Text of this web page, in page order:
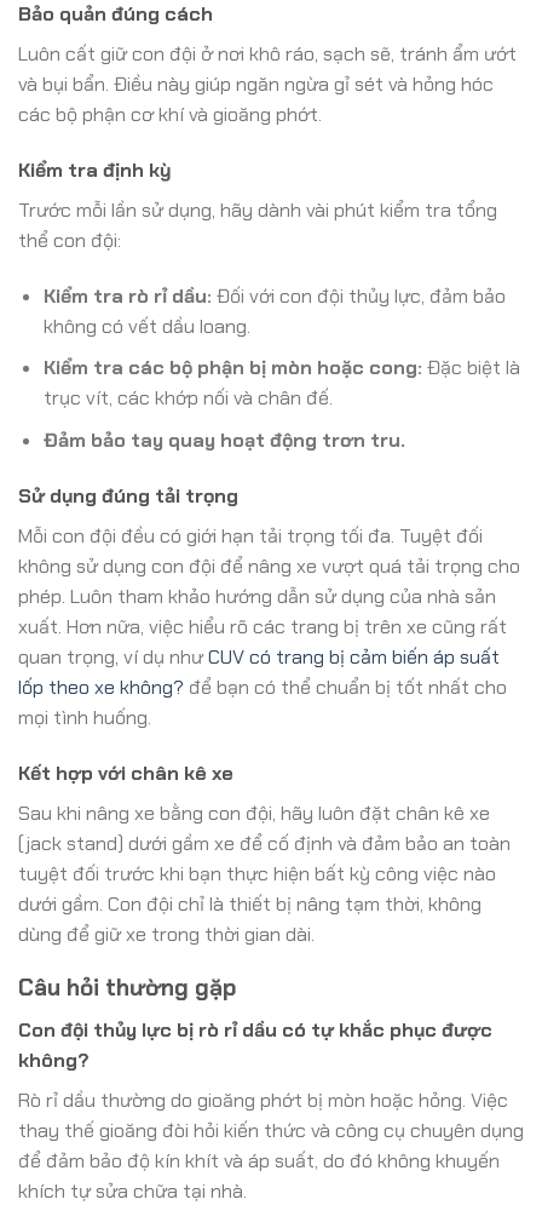
Bảo quản đúng cách
Luôn cất giữ con đội ở nơi khô ráo, sạch sẽ, tránh ẩm ướt
và bụi bẩn. Điều này giúp ngăn ngừa gỉ sét và hỏng hóc
các bộ phận cơ khí và gioăng phớt.
Kiểm tra định kỳ
Trước mỗi lần sử dụng, hãy dành vài phút kiểm tra tổng
thể con đội:
Kiểm tra rò rỉ dầu: Đối với con đội thủy lực, đảm bảo
không có vết dầu loang.
Kiểm tra các bộ phận bị mòn hoặc cong: Đặc biệt là
trục vít, các khớp nối và chân đế.
Đảm bảo tay quay hoạt động trơn tru.
Sử dụng đúng tải trọng
Mỗi con đội đều có giới hạn tải trọng tối đa. Tuyệt đối
không sử dụng con đội để nâng xe vượt quá tải trọng cho
phép. Luôn tham khảo hướng dẫn sử dụng của nhà sản
xuất. Hơn nữa, việc hiểu rõ các trang bị trên xe cũng rất
quan trọng, ví dụ nhưCUV có trang bị cảm biến áp suất
lốp theo xe không? để bạn có thể chuẩn bị tốt nhất cho
mọi tình huống.
Kết hợp với chân kê xe
Sau khi nâng xe bằng con đội, hãy luôn đặt chân kê xe
(jack stand) dưới gầm xe để cố định và đảm bảo an toàn
tuyệt đối trước khi bạn thực hiện bất kỳ công việc nào
dưới gầm. Con đội chỉ là thiết bị nâng tạm thời, không
dùng để giữ xe trong thời gian dài.
Câu hỏi thường gặp
Con đội thủy lực bị rò rỉ dầu có tự khắc phục được
không?
Rò rỉ dầu thường do gioăng phớt bị mòn hoặc hỏng. Việc
thay thế gioăng đòi hỏi kiến thức và công cụ chuyên dụng
để đảm bảo độ kín khít và áp suất, do đó không khuyến
khích tự sửa chữa tại nhà.